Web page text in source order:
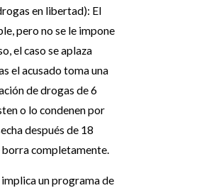
en libertad): El
pero no se le impone
el caso se aplaza
el acusado toma una
de drogas de 6
o lo condenen por
después de 18
completamente.
un programa de